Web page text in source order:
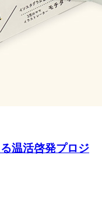
温活啓発プロジ